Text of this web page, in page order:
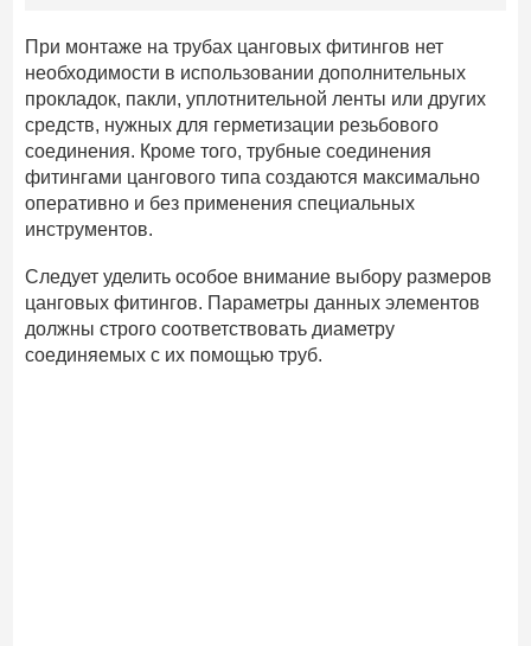
При монтаже на трубах цанговых фитингов нет
необходимости в использовании дополнительных
прокладок, пакли, уплотнительной ленты или других
средств, нужных для герметизации резьбового
соединения. Кроме того, трубные соединения
фитингами цангового типа создаются максимально
оперативно и без применения специальных
инструментов.
Следует уделить особое внимание выбору размеров
цанговых фитингов. Параметры данных элементов
должны строго соответствовать диаметру
соединяемых с их помощью труб.